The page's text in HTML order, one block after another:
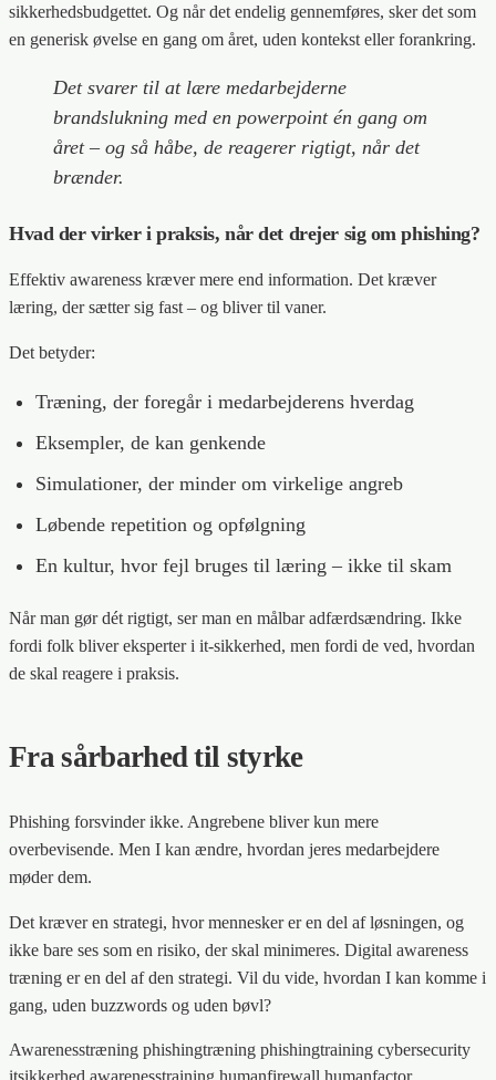
sikkerhedsbudgettet. Og når det endelig gennemføres, sker det som
en generisk øvelse en gang om året, uden kontekst eller forankring.
Det svarer til at lære medarbejderne
brandslukning med en powerpoint én gang om
året – og så håbe, de reagerer rigtigt, når det
brænder.
Hvad der virker i praksis, når det drejer sig om phishing?
Effektiv awareness kræver mere end information. Det kræver
læring, der sætter sig fast – og bliver til vaner.
Det betyder:
Træning, der foregår i medarbejderens hverdag
Eksempler, de kan genkende
Simulationer, der minder om virkelige angreb
Løbende repetition og opfølgning
En kultur, hvor fejl bruges til læring – ikke til skam
Når man gør dét rigtigt, ser man en målbar adfærdsændring. Ikke
fordi folk bliver eksperter i it-sikkerhed, men fordi de ved, hvordan
de skal reagere i praksis.
Fra sårbarhed til styrke
Phishing forsvinder ikke. Angrebene bliver kun mere
overbevisende. Men I kan ændre, hvordan jeres medarbejdere
møder dem.
Det kræver en strategi, hvor mennesker er en del af løsningen, og
ikke bare ses som en risiko, der skal minimeres. Digital awareness
træning er en del af den strategi. Vil du vide, hvordan I kan komme i
gang, uden buzzwords og uden bøvl?
Awarenesstræning phishingtræning phishingtraining cybersecurity
itsikkerhed awarenesstraining humanfirewall humanfactor